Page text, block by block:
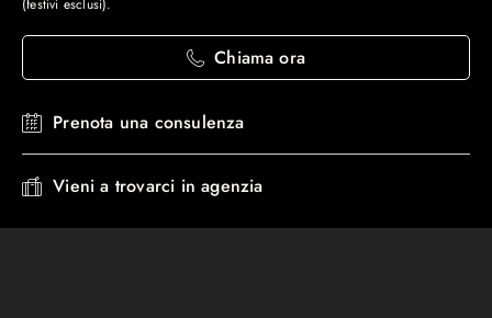
(festivi esclusi).
Chiama ora
Prenota una consulenza
Vieni a trovarci in agenzia